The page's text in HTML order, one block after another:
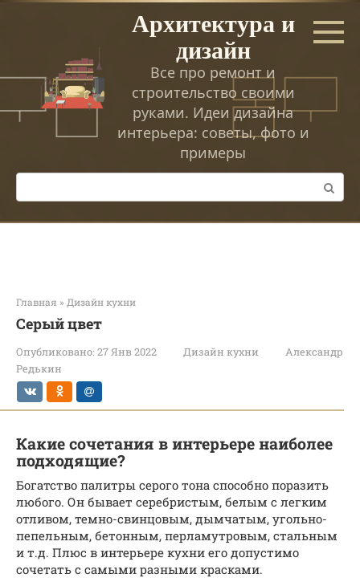
Перейти
Архитектура и
дизайн
Все про ремонт и
строительство своими
руками. Идеи дизайна
интерьера: советы, фото и
примеры
Поиск:
Главная » Дизайн кухни
Серый цвет
Опубликовано: 27 Янв 2022 Дизайн кухни
Александр
Редькин
Какие сочетания в интерьере наиболее
подходящие?
Богатство палитры серого тона способно поразить
любого. Он бывает серебристым, белым с легким
отливом, темно-свинцовым, дымчатым, угольно-
пепельным, бетонным, перламутровым, стальным
и т.д. Плюс в интерьере кухни его допустимо
сочетать с самыми разными красками.